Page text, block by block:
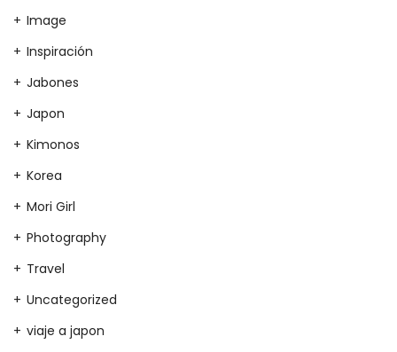
Image
Inspiración
Jabones
Japon
Kimonos
Korea
Mori Girl
Photography
Travel
Uncategorized
viaje a japon